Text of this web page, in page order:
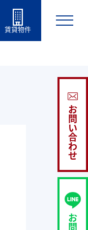
賃貸物件
お
問
い
合
わ
せ
お
問